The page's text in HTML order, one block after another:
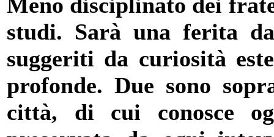
studi. Sarà una ferita
suggeriti da curiosità
profonde. Due sono
città, di cui conosce